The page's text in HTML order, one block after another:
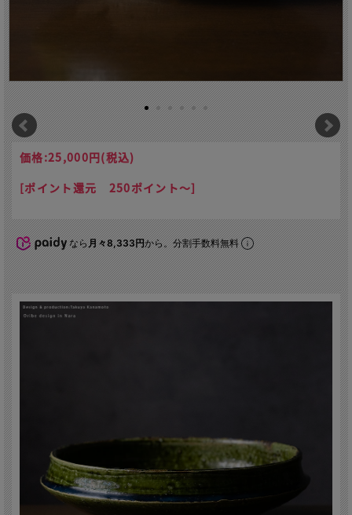
価格:25,000円(税込)
[ポイント還元 250ポイント～]
なら月々8,333円から。分割手数料無料